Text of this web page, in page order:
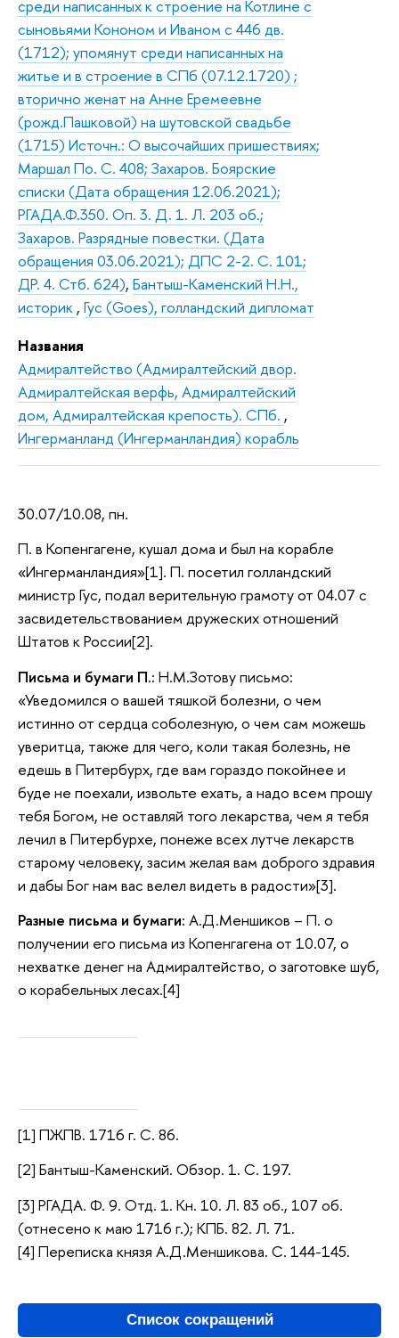
среди написанных к строение на Котлине с
сыновьями Кононом и Иваном с 446 дв.
(1712); упомянут среди написанных на
житье и в строение в СПб (07.12.1720) ;
вторично женат на Анне Еремеевне
(рожд.Пашковой) на шутовской свадьбе
(1715) Источн.: О высочайших пришествиях;
Маршал По. С. 408; Захаров. Боярские
списки (Дата обращения 12.06.2021);
РГАДА.Ф.350. Оп. 3. Д. 1. Л. 203 об.;
Захаров. Разрядные повестки. (Дата
обращения 03.06.2021); ДПС 2-2. С. 101;
ДР. 4. Стб. 624), Бантыш-Каменский Н.Н.,
историк , Гус (Goes), голландский дипломат
Названия
Адмиралтейство (Адмиралтейский двор.
Адмиралтейская верфь, Адмиралтейский
дом, Адмиралтейская крепость). СПб. ,
Ингерманланд (Ингерманландия) корабль
30.07/10.08, пн.
П. в Копенгагене, кушал дома и был на корабле
«Ингерманландия»[1]. П. посетил голландский
министр Гус, подал верительную грамоту от 04.07 с
засвидетельствованием дружеских отношений
Штатов к России[2].
Письма и бумаги П.: Н.М.Зотову письмо:
«Уведомился о вашей тяшкой болезни, о чем
истинно от сердца соболезную, о чем сам можешь
уверитца, также для чего, коли такая болезнь, не
едешь в Питербурх, где вам гораздо покойнее и
буде не поехали, извольте ехать, а надо всем прошу
тебя Богом, не оставляй того лекарства, чем я тебя
лечил в Питербурхе, понеже всех лутче лекарств
старому человеку, засим желая вам доброго здравия
и дабы Бог нам вас велел видеть в радости»[3].
Разные письма и бумаги: А.Д.Меншиков – П. о
получении его письма из Копенгагена от 10.07, о
нехватке денег на Адмиралтейство, о заготовке шуб,
о корабельных лесах.[4]
[1] ПЖПВ. 1716 г. С. 86.
[2] Бантыш-Каменский. Обзор. 1. С. 197.
[3] РГАДА. Ф. 9. Отд. 1. Кн. 10. Л. 83 об., 107 об.
(отнесено к маю 1716 г.); КПБ. 82. Л. 71.
[4] Переписка князя А.Д.Меншикова. С. 144-145.
Список сокращений